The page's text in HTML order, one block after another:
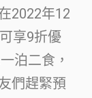
2022年12
享9折優
泊二食，
們趕緊預